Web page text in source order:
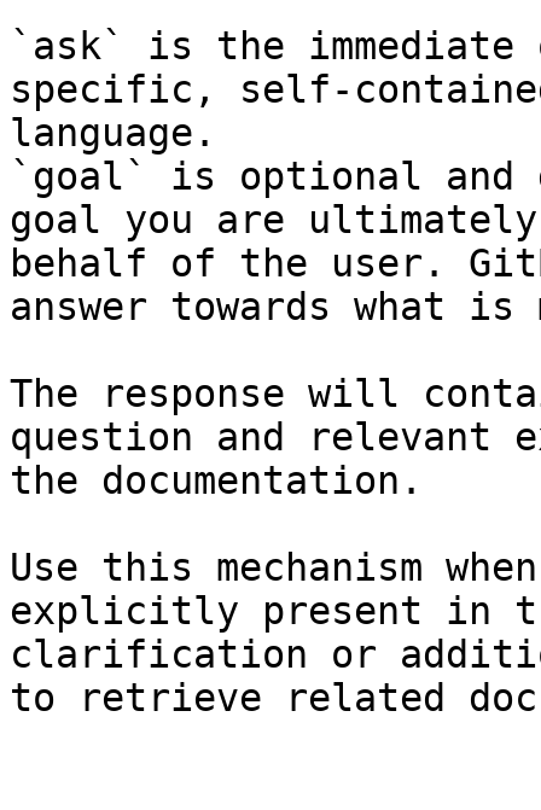
`ask` is the
specific, self-
language.
`goal` is optional and
goal you are
behalf of the user.
answer towards what
The response will
question and relevant
the documentation.
Use this mechanism
explicitly present in
clarification or